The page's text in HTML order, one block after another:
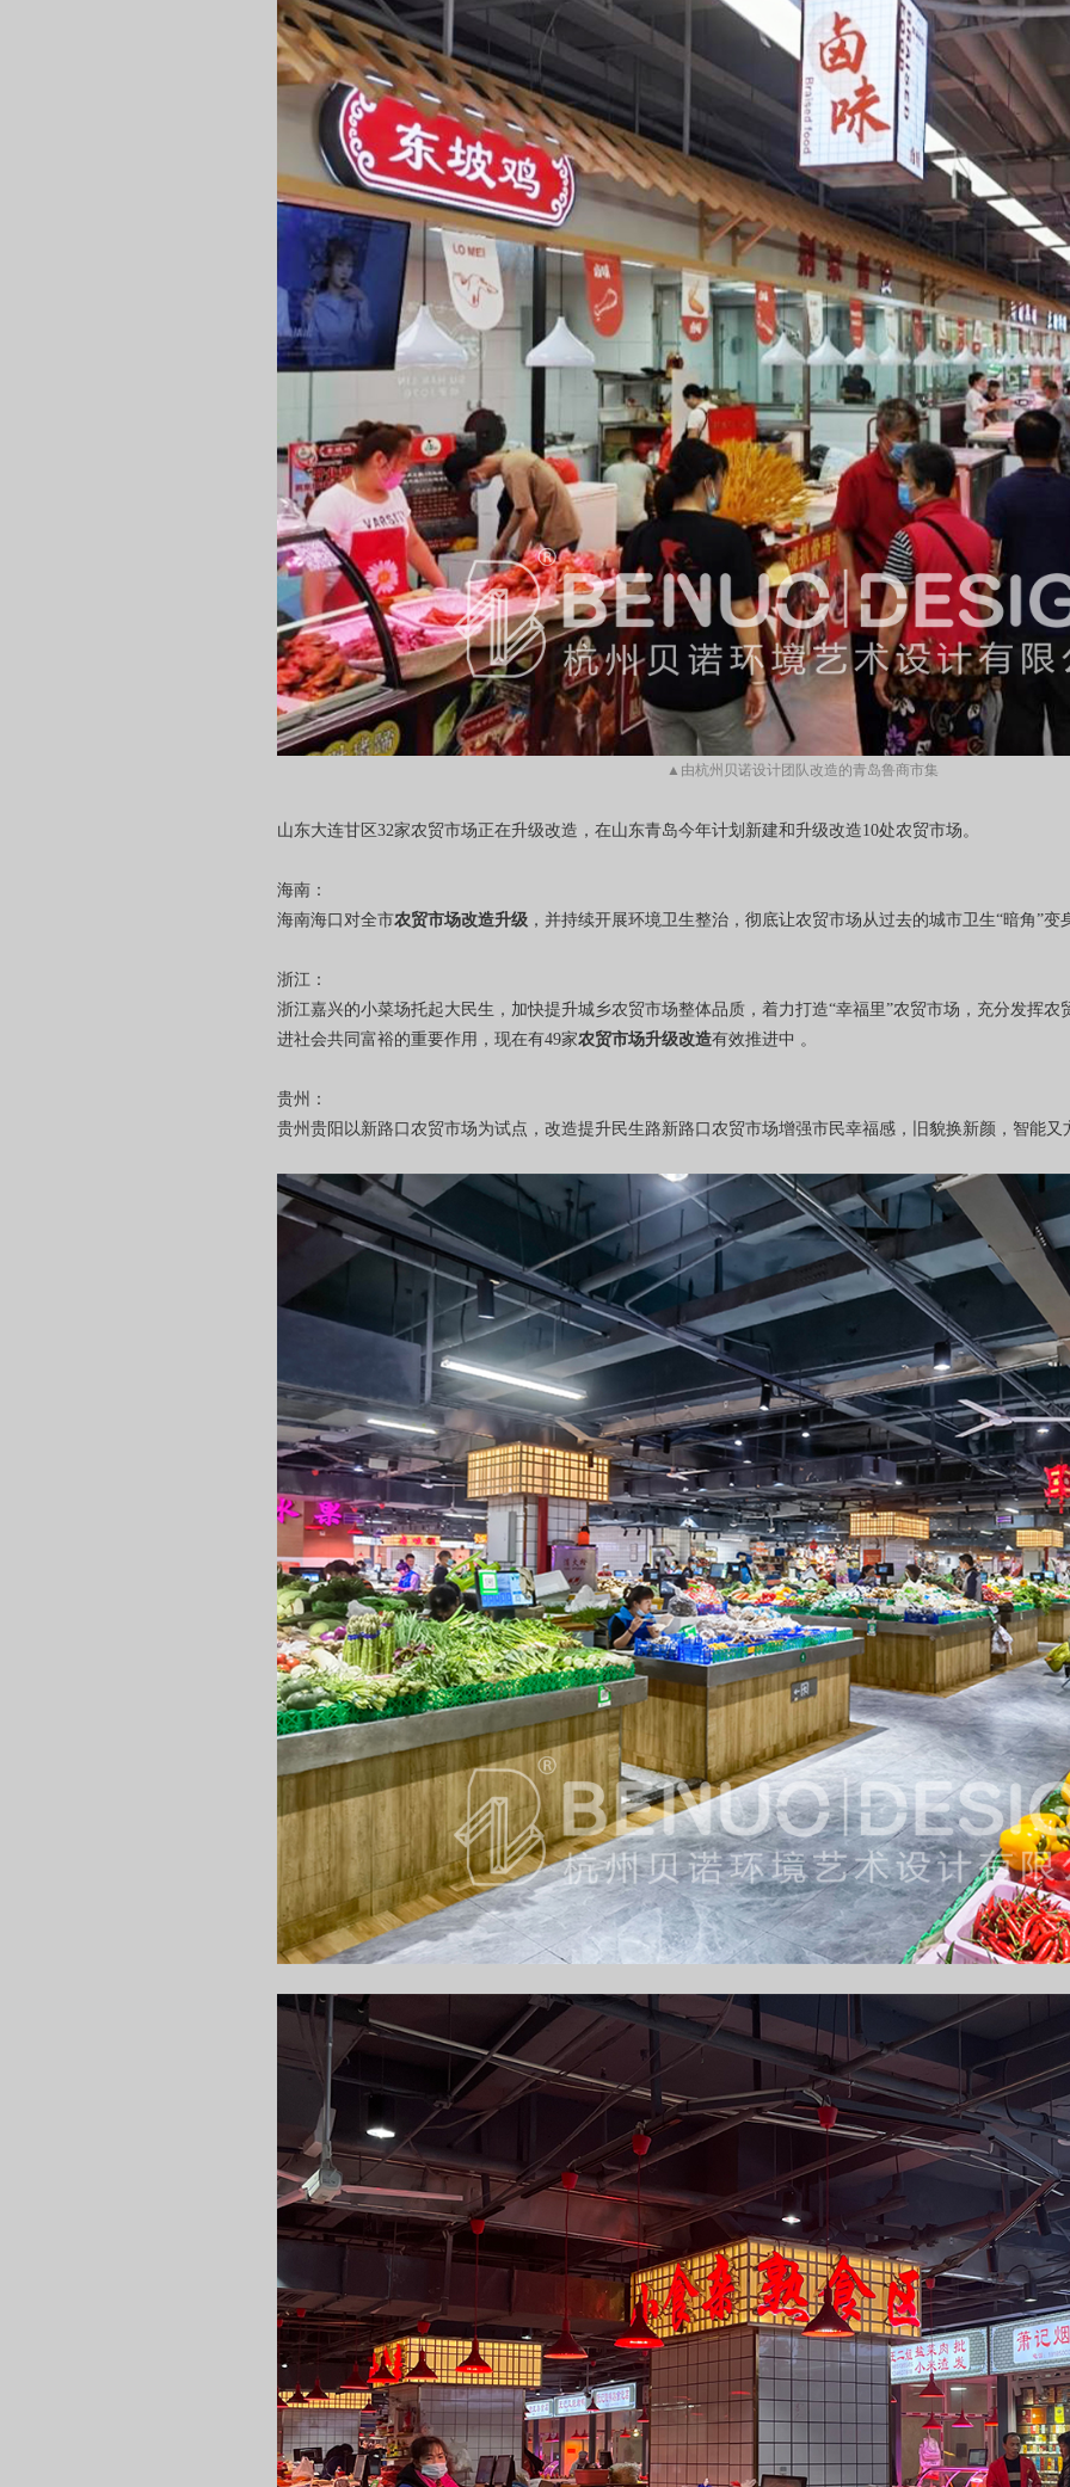
▲由杭州贝诺设计团队改造的青岛鲁商市集
山东大连甘区32家农贸市场正在升级改造，在山东青岛今年计划新建和升级改造10处农贸市场。
海南：
海南海口对全市农贸市场改造升级 ，并持续开展环境卫生整治，彻底让农贸市场从过去的城市卫生“暗角”变
浙江：
浙江嘉兴的小菜场托起大民生，加快提升城乡农贸市场整体品质，着力打造“幸福里”农贸市场，充分发挥
进社会共同富裕的重要作用，现在有49家农贸市场升级改造有效推进中 。
贵州：
贵州贵阳以新路口农贸市场为试点，改造提升民生路新路口农贸市场增强市民幸福感，旧貌换新颜，智能又